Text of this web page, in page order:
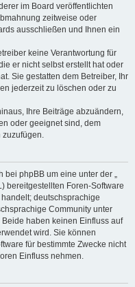
im Board veröffentlichten
zeitweise oder
ausschließen und Ihnen ein
keine Verantwortung für
er nicht selbst erstellt hat oder
Sie gestatten dem Betreiber, Ihr
jederzeit zu löschen oder zu
Ihre Beiträge abzuändern,
oder geeignet sind, dem
bei phpBB um eine unter der „
bereitgestellten Foren-Software
deutschsprachige
Community unter
haben keinen Einfluss auf
wird. Sie können
für bestimmte Zwecke nicht
Einfluss nehmen.